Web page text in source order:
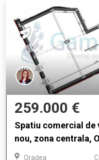
259.000 €
Spatiu comercial de
nou, zona centrala,
Oradea